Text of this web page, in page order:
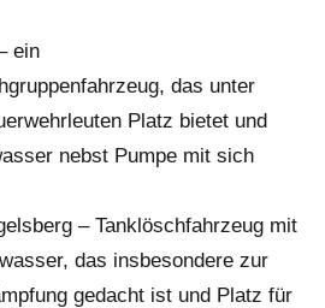
ein
das unter
Platz bietet und
nebst Pumpe mit sich
– Tanklöschfahrzeug mit
das insbesondere zur
gedacht ist und Platz für